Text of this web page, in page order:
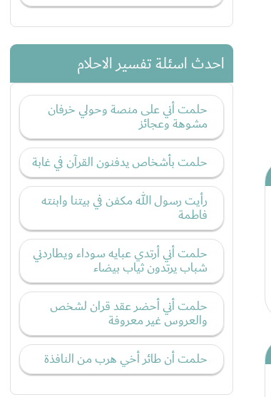
احدث اسئلة تفسير الاحلام
حلمت أني على منصة وحولي خرفان
مشوهة وعجائز
حلمت بأشخاص يدفنون القرآن في غابة
رأيت رسول الله مكفن في بيتنا وابنته
فاطمة
حلمت أني أرتدي عبايه سوداء ويطاردني
شباب يرتدون ثياب بيضاء
حلمت أني أحضر عقد قران لشخص
والعروس غير معروفة
حلمت أن طائر أخي هرب من النافذة